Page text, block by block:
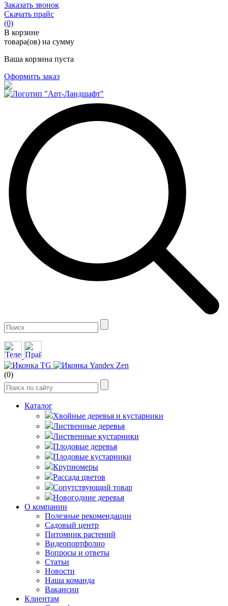
Заказать звонок
Скачать прайс
(0)
В корзине
товара(ов) на сумму
Ваша корзина пуста
Оформить заказ
(0)
Каталог
Хвойные деревья и кустарники
Лиственные деревья
Лиственные кустарники
Плодовые деревья
Плодовые кустарники
Крупномеры
Рассада цветов
Сопутствующий товар
Новогодние деревья
О компании
Полезные рекомендации
Садовый центр
Питомник растений
Видеопортфолио
Вопросы и ответы
Статьи
Новости
Наша команда
Вакансии
Клиентам